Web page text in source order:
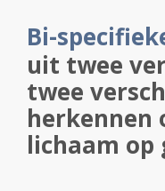
Bi-
uit twee
twee
herkennen
lichaam op